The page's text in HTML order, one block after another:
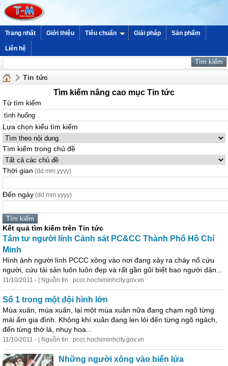
Trang nhất Giới thiệu Tiêu chuẩn Giải pháp Sản phẩm
Liên hệ
Tin tức
Tìm kiếm nâng cao mục Tin tức
Từ tìm kiếm
Lựa chọn kiểu tìm kiếm
Tìm kiếm trong chủ đề
Thời gian (dd.mm.yyyy)
Đến ngày (dd.mm.yyyy)
Kết quả tìm kiếm trên Tin tức
Tâm tư người lính Cảnh sát PC&CC Thành Phố Hồ Chí
Minh
Hình ảnh người lính PCCC xông vào nơi đang xảy ra cháy nổ cứu
người, cứu tài sản luôn luôn đẹp và rất gần gũi biết bao người dân...
11/10/2011 - | Nguồn tin : pccc.hochiminhcity.gov.vn
Số 1 trong một đội hình lớn
Mùa xuân, mùa xuân, lại một mùa xuân nữa đang chạm ngõ từng
mái ấm gia đình. Không khí xuân đang len lỏi đến từng ngõ ngách,
đến từng thớ lá, nhụy hoa...
11/10/2011 - | Nguồn tin : pccc.hochiminhcity.gov.vn
Những người xông vào biển lửa